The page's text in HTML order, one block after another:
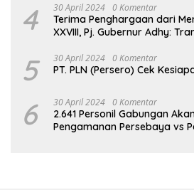
4 30 April 2024 0 Komentar
Terima Penghargaan dari
XXVIII, Pj. Gubernur Adhy:
Keberhasilan Jatim
5 30 April 2024 0 Komentar
PT. PLN (Persero) Cek
6 30 April 2024 0 Komentar
2.641 Personil Gabungan
Pengamanan Persebaya vs